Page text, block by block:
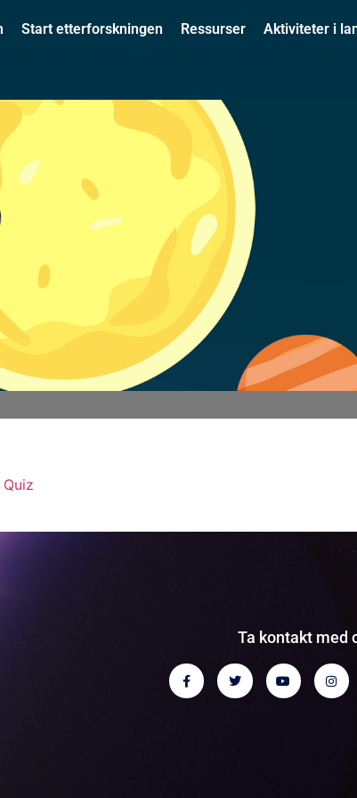
Start etterforskningen Ressurser Aktiviteter i
Ta kontakt med